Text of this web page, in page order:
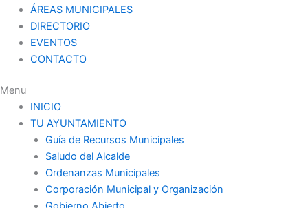
ÁREAS MUNICIPALES
DIRECTORIO
EVENTOS
CONTACTO
Menu
INICIO
TU AYUNTAMIENTO
Guía de Recursos Municipales
Saludo del Alcalde
Ordenanzas Municipales
Corporación Municipal y Organización